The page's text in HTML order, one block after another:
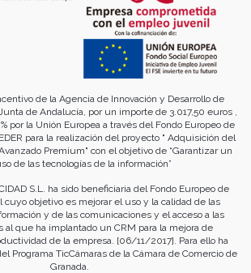
de la Agencia de Innovación y Desarrollo de
de Andalucía, por un importe de 3.017,50 euros ,
por la Unión Europea a través del Fondo Europeo de
para la realización del proyecto " Adquisición del
Premium" con el objetivo de “Garantizar un
de las tecnologías de la información”
S.L. ha sido beneficiaria del Fondo Europeo de
cuyo objetivo es mejorar el uso y la calidad de las
y de las comunicaciones y el acceso a las
al que ha implantado un CRM para la mejora de
de la empresa. [06/11/2017]. Para ello ha
Programa TicCámaras de la Cámara de Comercio de
Granada.